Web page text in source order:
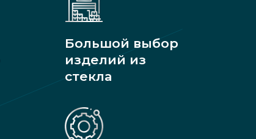
Большой выбор
изделий из
стекла